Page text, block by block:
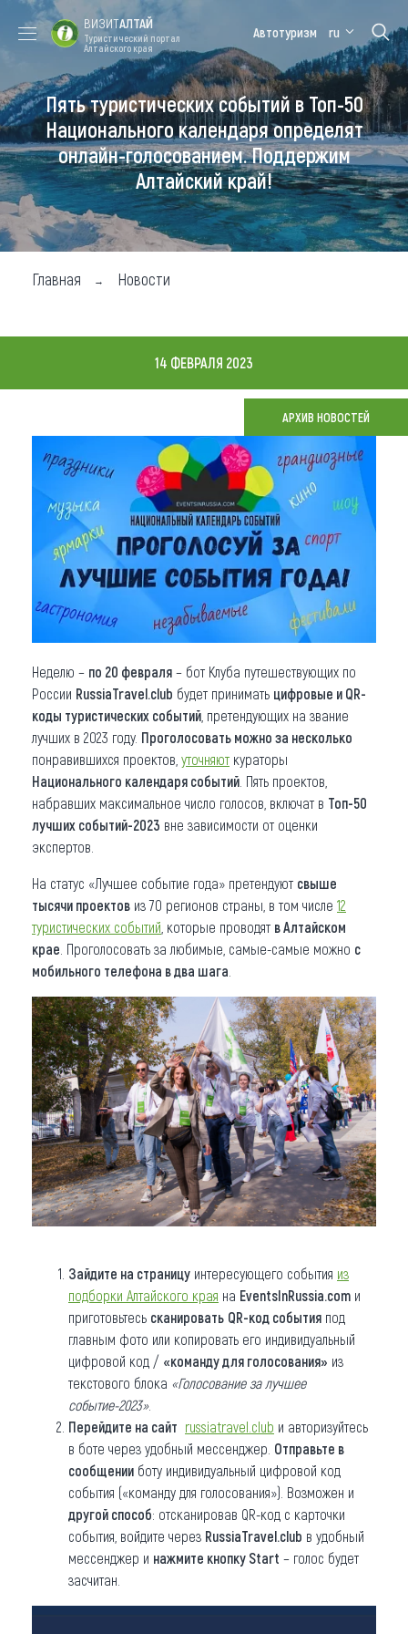
Форум VISIT
ALTAI
Цветение
маральника
Медицинский
форум
Алтайская
зимовка
Туры
Где побывать
Чем заняться
Где остановиться
Что привезти (сувениры)
О регионе
Коллекция впечатлений
Другие рубрики
ВИЗИТАЛТАЙ
Туристический портал
Алтайского края
Автотуризм ru
Пять туристических событий в Топ-50
Национального календаря определят
онлайн-голосованием. Поддержим
Алтайский край!
Главная Новости
14 ФЕВРАЛЯ 2023
АРХИВ НОВОСТЕЙ
Неделю – по 20 февраля – бот Клуба путешествующих по
России RussiaTravel.club будет принимать цифровые и QR-
коды туристических событий , претендующих на звание
лучших в 2023 году. Проголосовать можно за несколько
понравившихся проектов, уточняют кураторы
Национального календаря событий . Пять проектов,
набравших максимальное число голосов, включат в Топ-50
лучших событий-2023 вне зависимости от оценки
экспертов.
На статус «Лучшее событие года» претендуют свыше
тысячи проектов из 70 регионов страны, в том числе 12
туристических событий , которые проводят в Алтайском
крае . Проголосовать за любимые, самые-самые можно с
мобильного телефона в два шага
Зайдите на страницу интересующего события из
подборки Алтайского края на EventsInRussia.com и
приготовьтесь сканировать QR-код события под
главным фото или копировать его индивидуальный
цифровой код / «команду для голосования» из
текстового блока «Голосование за лучшее
событие-2023».
Перейдите на сайт russiatravel.club и авторизуйтесь
в боте через удобный мессенджер. Отправьте в
сообщении боту индивидуальный цифровой код
события («команду для голосования»). Возможен и
другой способ: отсканировав QR-код с карточки
события, войдите через RussiaTravel.club в удобный
мессенджер и нажмите кнопку Start – голос будет
засчитан.